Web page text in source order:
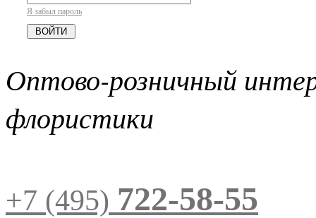
Я забыл пароль
Оптово-розничный
флористики
+7 (495) 722-58-55